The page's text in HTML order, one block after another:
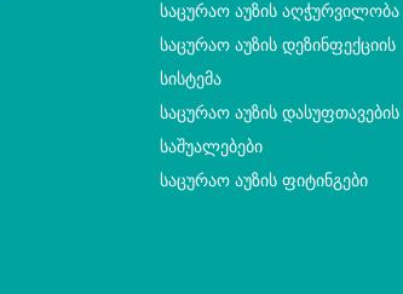
Საცურაო Აუზის Აღჭურვილობა
Საცურაო Აუზის Დეზინფექციის
Სისტემა
Საცურაო Აუზის Დასუფთავების
Საშუალებები
Საცურაო Აუზის Ფიტინგები